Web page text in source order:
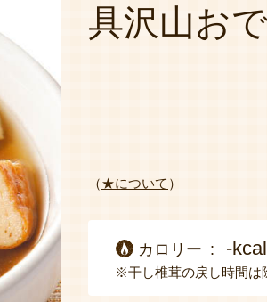
具沢山お
（★について ）
カロリー -kcal
※干し椎茸の戻し時間は